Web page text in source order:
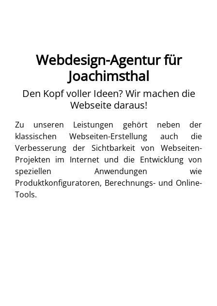
Webdesign-Agentur für
Joachimsthal
Den Kopf voller Ideen? Wir machen die
Webseite daraus!
Zu unseren Leistungen gehört neben der
klassischen Webseiten-Erstellung auch die
Verbesserung der Sichtbarkeit von Webseiten-
Projekten im Internet und die Entwicklung von
speziellen Anwendungen wie
Produktkonfiguratoren, Berechnungs- und Online-
Tools.